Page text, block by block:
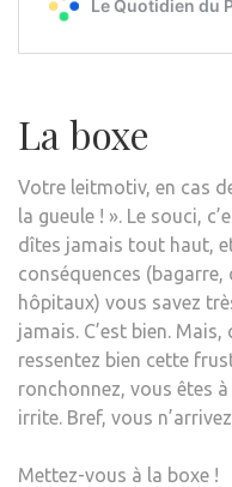
La boxe
Votre leitmotiv, en cas
la gueule ! ». Le souci,
dîtes jamais tout haut,
conséquences
hôpitaux) vous savez
jamais. C’est bien.
ressentez bien cette
ronchonnez, vous êtes
irrite. Bref, vous
Mettez-vous à la boxe !